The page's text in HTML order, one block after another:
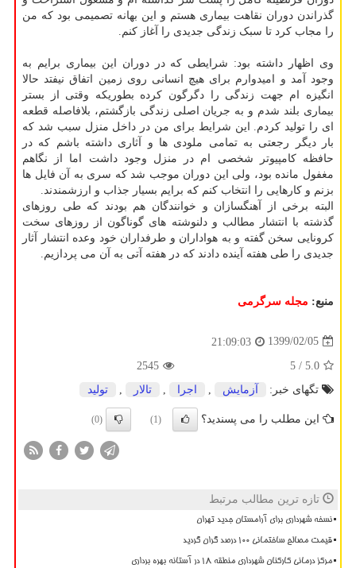
گذراندن دوران نقاهت بیماری هستم و این بهانه تصمیمی بود که من
را مجاب کرد تا سبک زندگی جدیدی را آغاز کنم.
وی اظهار داشته بود: شرایطی که در دوران این بیماری برایم به
وجود آمد و امیدوارم برای هیچ انسانی روی زمین اتفاق نیفتد حالا
انگیزه ام جهت زندگی را دگرگون کرده بطوریکه وقتی از بستر
بیماری بلند شدم و به جریان اصلی زندگی بازگشتم، بلافاصله قطعه
ای را تولید کردم. این شرایط برای من در داخل منزل سبب شد که
بار دیگر رجعتی به تمامی ملودی ها و آثاری داشته باشم که در
حافظه کامپیوتر شخصی ام در منزل وجود داشت اما از نگاهم
مغفول مانده بود، ولی این دوران موجب شد که سری به آن فایل ها
بزنم و کارهایی را انتخاب کنم که برایم بسیار جذاب و ارزشمندند.
البته برخی از آهنگسازان و خوانندگان هم بودند که طی روزهای
گذشته با انتشار مطالب و دلنوشته های گوناگون از روزهای سخت
کرونایی سخن گفته و به هواداران و طرفداران خود وعده انتشار آثار
جدیدی را طی هفته آینده دادند که در هفته آتی به آن می پردازیم.
منبع: مجله سرگرمی
1399/02/05
21:09:03
5.0
/ 5
2545
تگهای خبر:
آزمایش اجرا تالار تولید
این مطلب را می پسندید؟ (1)
(0)
تازه ترین مطالب مرتبط
نسخه شهرداری برای آرامستان جدید تهران
قیمت مصالح ساختمانی ۱۰۰ درصد گران گردید
مرکز درمانی کارکنان شهرداری منطقه ۱۸ در آستانه بهره برداری